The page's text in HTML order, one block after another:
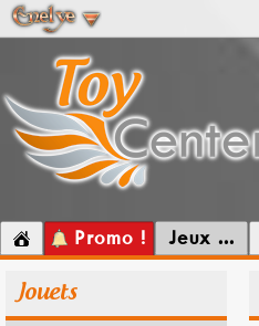
Promo ! Jeux ...
Jouets